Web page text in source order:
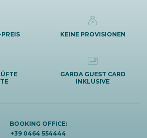
KEINE PROVISIONEN
GARDA GUEST CARD
INKLUSIVE
BOOKING OFFICE:
+39 0464 554444